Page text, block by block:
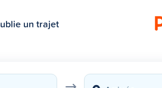
un trajet